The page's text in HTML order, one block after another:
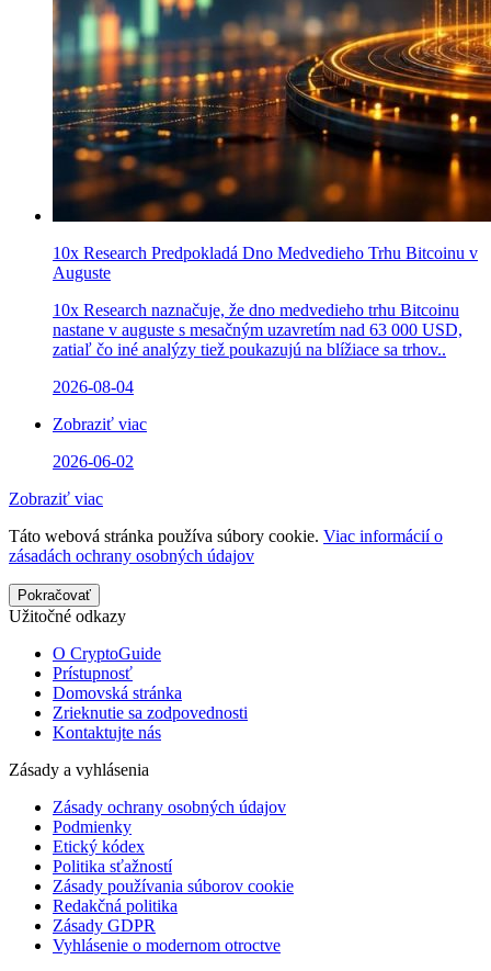
10x Research Predpokladá Dno Medvedieho Trhu Bitcoinu v
Auguste
10x Research naznačuje, že dno medvedieho trhu Bitcoinu
nastane v auguste s mesačným uzavretím nad 63 000 USD,
zatiaľ čo iné analýzy tiež poukazujú na blížiace sa trhov..
2026-08-04
Zobraziť viac
2026-06-02
Zobraziť viac
Táto webová stránka používa súbory cookie. Viac informácií o
zásadách ochrany osobných údajov
Pokračovať
Užitočné odkazy
O CryptoGuide
Prístupnosť
Domovská stránka
Zrieknutie sa zodpovednosti
Kontaktujte nás
Zásady a vyhlásenia
Zásady ochrany osobných údajov
Podmienky
Etický kódex
Politika sťažností
Zásady používania súborov cookie
Redakčná politika
Zásady GDPR
Vyhlásenie o modernom otroctve